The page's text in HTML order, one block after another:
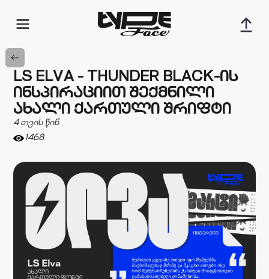
LS ELVA - THUNDER BLACK-ᲘᲡ
ᲘᲜᲡᲞᲘᲠᲐᲪᲘᲘᲗ ᲨᲔᲥᲛᲜᲘᲚᲘ
ᲐᲮᲐᲚᲘ ᲥᲐᲠᲗᲣᲚᲘ ᲨᲠᲘᲤᲢᲘ
4 თვის წინ
1468